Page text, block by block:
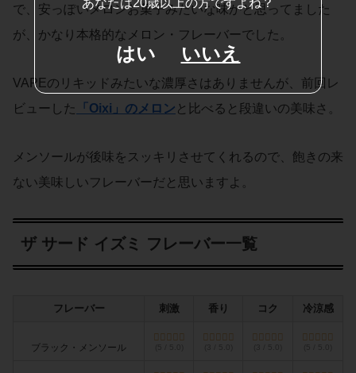
で、安っぽいメロンお菓子みたいな味かと思ってました
が、かなり本格的なメロン・フレーバーでした。
VAPEのリキッドみたいな濃厚さはありませんが、前回レ
ビューした
「Oixi」のメロン と比べると段違いの美味さ。
メンソールが後味をスッキリさせてくれるので、飽きの来
ない美味しいフレーバーだと思いますよ。
ザ サード イズミ フレーバー一覧
フレーバー 刺激 香り コク 冷涼感
ブラック・メンソール
あなたは20歳以上の方ですよね？
はい いいえ